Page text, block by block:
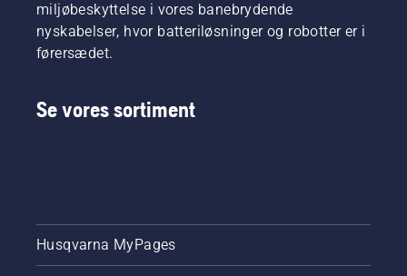
miljøbeskyttelse i vores banebrydende
nyskabelser, hvor batteriløsninger og robotter er i
førersædet.
Se vores sortiment
Husqvarna MyPages